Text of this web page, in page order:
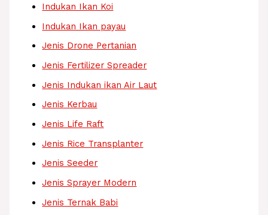
Indukan Ikan Koi
Indukan Ikan payau
Jenis Drone Pertanian
Jenis Fertilizer Spreader
Jenis Indukan ikan Air Laut
Jenis Kerbau
Jenis Life Raft
Jenis Rice Transplanter
Jenis Seeder
Jenis Sprayer Modern
Jenis Ternak Babi